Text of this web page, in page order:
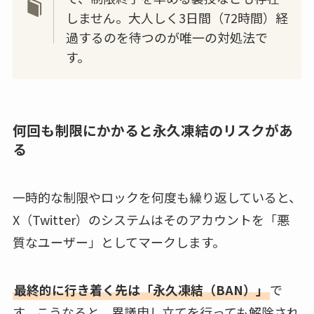
しません。大人しく3日間（72時間）経
過するのを待つのが唯一の対処法で
す。
何回も制限にかかると永久凍結のリスクがあ
る
一時的な制限やロックを何度も繰り返していると、
X（Twitter）のシステムはそのアカウントを「悪
質なユーザー」としてマークします。
最終的に行き着く先は「永久凍結（BAN）」で